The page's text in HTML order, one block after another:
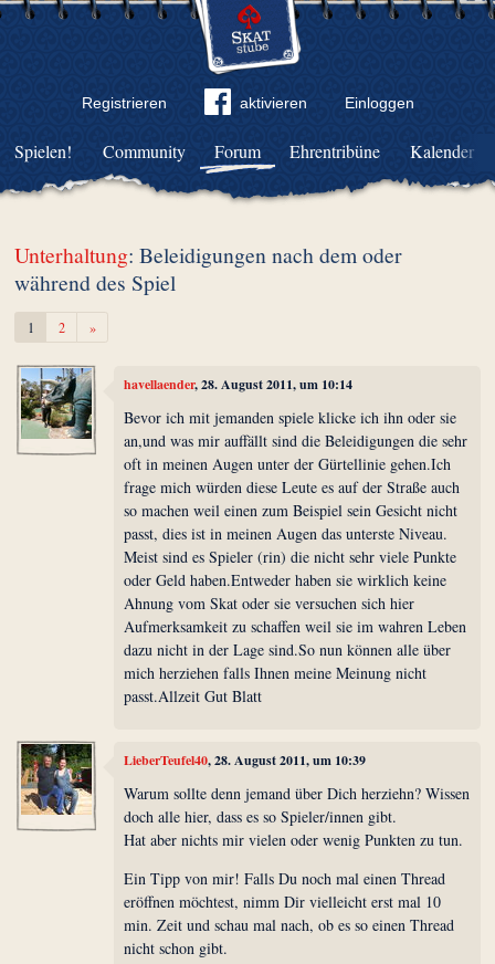
Registrieren aktivieren Einloggen
Community Forum Ehrentribüne Kalender
Spielen!
Unterhaltung: Beleidigungen nach dem oder
während des Spiel
1 2 »Weiter
havellaender, 28. August 2011, um 10:14
Bevor ich mit jemanden spiele klicke ich ihn oder sie
an,und was mir auffällt sind die Beleidigungen die sehr
oft in meinen Augen unter der Gürtellinie gehen.Ich
frage mich würden diese Leute es auf der Straße auch
so machen weil einen zum Beispiel sein Gesicht nicht
passt, dies ist in meinen Augen das unterste Niveau.
Meist sind es Spieler (rin) die nicht sehr viele Punkte
oder Geld haben.Entweder haben sie wirklich keine
Ahnung vom Skat oder sie versuchen sich hier
Aufmerksamkeit zu schaffen weil sie im wahren Leben
dazu nicht in der Lage sind.So nun können alle über
mich herziehen falls Ihnen meine Meinung nicht
passt.Allzeit Gut Blatt
LieberTeufel40, 28. August 2011, um 10:39
Warum sollte denn jemand über Dich herziehn? Wissen
doch alle hier, dass es so Spieler/innen gibt.
Hat aber nichts mir vielen oder wenig Punkten zu tun.
Ein Tipp von mir! Falls Du noch mal einen Thread
eröffnen möchtest, nimm Dir vielleicht erst mal 10
min. Zeit und schau mal nach, ob es so einen Thread
nicht schon gibt.